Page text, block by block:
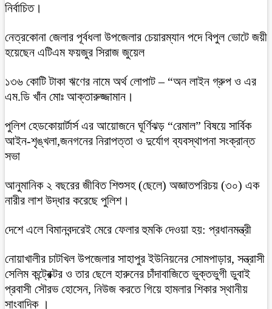
নির্বাচিত।
নেত্রকোনা জেলার পূর্বধলা উপজেলার চেয়ারম্যান পদে বিপুল ভোটে জয়ী
হয়েছেন এটিএম ফয়জুর সিরাজ জুয়েল
১৩৬ কোটি টাকা ঋণের নামে অর্থ লোপাট – “অন লাইন গ্রুপ ও এর
এম.ডি খাঁন মোঃ আক্তারুজ্জামান।
পুলিশ হেডকোয়ার্টার্স এর আয়োজনে ঘূর্ণিঝড় “রেমাল” বিষয়ে সার্বিক
আইন-শৃঙ্খলা,জনগনের নিরাপত্তা ও দুর্যোগ ব্যবস্থাপনা সংক্রান্ত
সভা
আনুমানিক ২ বছরের জীবিত শিশুসহ (ছেলে) অজ্ঞাতপরিচয় (৩০) এক
নারীর লাশ উদ্ধার করেছে পুলিশ।
দেশে এলে বিমানবন্দরেই মেরে ফেলার হুমকি দেওয়া হয়: প্রধানমন্ত্রী
নোয়াখালীর চাটখিল উপজেলার সাহাপুর ইউনিয়নের সোমপাড়ার, সন্ত্রাসী
সেলিম কন্ট্রেক্টর ও তার ছেলে হারুনের চাঁদাবাজিতে ভুক্তভুগী ডুবাই
প্রবাসী সৌরভ হোসেন, নিউজ করতে গিয়ে হামলার শিকার স্থানীয়
সাংবাদিক ।